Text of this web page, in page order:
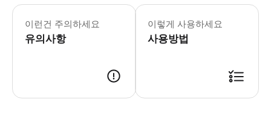
이런건 주의하세요
유의사항
이 사전 예약 티켓으로는 타워 브리지
이렇게 사용하세요
사용방법